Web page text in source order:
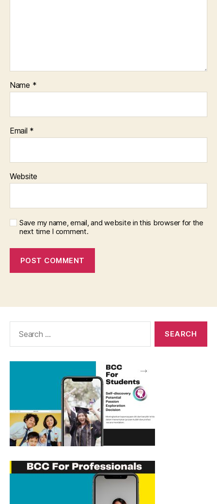
Name *
Email *
Website
Save my name, email, and website in this browser for the
next time I comment.